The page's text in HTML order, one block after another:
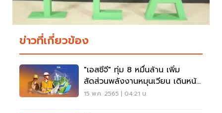
ข่าวที่เกี่ยวข้อง
"เอสซีจี" ทุ่ม 8 หมื่นล้าน เพิ่ม
สัดส่วนพลังงานหมุนเวียน เดินหน้า
สู่ Net Zero
15 พ.ค. 2565 | 04:21 น.